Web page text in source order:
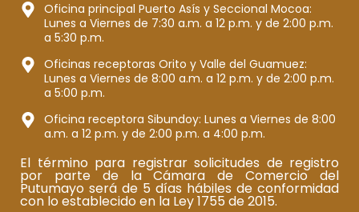
Oficina principal Puerto Asís y Seccional Mocoa:
Lunes a Viernes de 7:30 a.m. a 12 p.m. y de 2:00 p.m.
a 5:30 p.m.
Oficinas receptoras Orito y Valle del Guamuez:
Lunes a Viernes de 8:00 a.m. a 12 p.m. y de 2:00 p.m.
a 5:00 p.m.
Oficina receptora Sibundoy: Lunes a Viernes de 8:00
a.m. a 12 p.m. y de 2:00 p.m. a 4:00 p.m.
El término para registrar solicitudes de registro
por parte de la Cámara de Comercio del
Putumayo será de 5 días hábiles de conformidad
con lo establecido en la Ley 1755 de 2015.